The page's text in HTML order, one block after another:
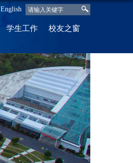
English
学生工作 校友之窗